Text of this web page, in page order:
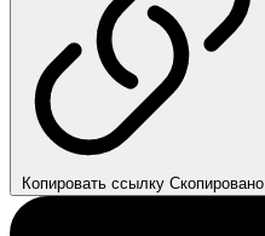
Копировать ссылку Скопировано